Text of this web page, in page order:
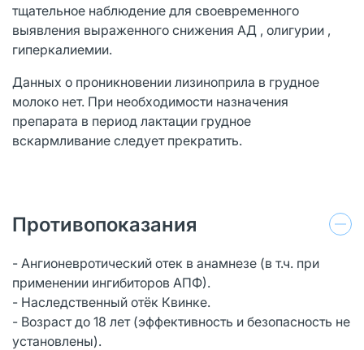
тщательное наблюдение для своевременного
выявления выраженного снижения АД , олигурии ,
гиперкалиемии.
Данных о проникновении лизиноприла в грудное
молоко нет. При необходимости назначения
препарата в период лактации грудное
вскармливание следует прекратить.
Противопоказания
- Ангионевротический отек в анамнезе (в т.ч. при
применении ингибиторов АПФ).
- Наследственный отёк Квинке.
- Возраст до 18 лет (эффективность и безопасность не
установлены).